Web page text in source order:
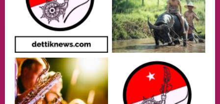
3
Aliyuddin: Anak Indonesia di Luar Negeri
Harus Berprestasi, Berkarakter, dan
Menjaga Nama Baik Bangsa
05/08/2026
Putusan Diundur Lagi, Pernyataan
Hakim pada Sidang Sebelumnya Jadi
Sorotan